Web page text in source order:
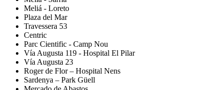
Meliá - Loreto
Plaza del Mar
Travessera 53
Centric
Parc Cientific - Camp Nou
Vía Augusta 119 - Hospital El Pilar
Vía Augusta 23
Roger de Flor – Hospital Nens
Sardenya – Park Güell